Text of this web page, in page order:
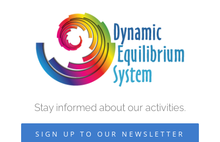
Stay informed about our activities.
SIGN UP TO OUR NEWSLETTER